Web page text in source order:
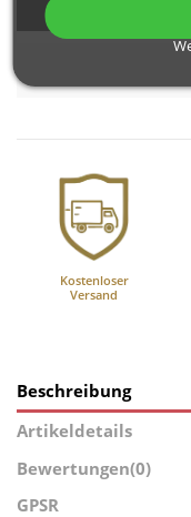
Kostenloser
Versand
Beschreibung
Artikeldetails
Bewertungen(0)
GPSR